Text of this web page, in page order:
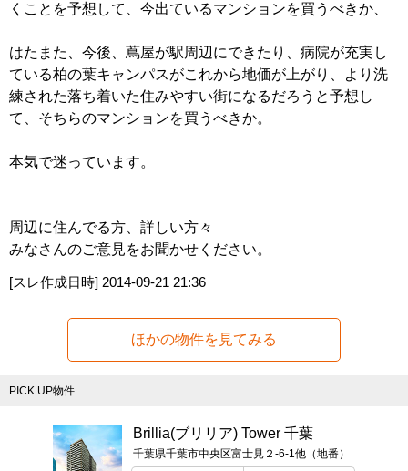
くことを予想して、今出ているマンションを買うべきか、
はたまた、今後、蔦屋が駅周辺にできたり、病院が充実し
ている柏の葉キャンパスがこれから地価が上がり、より洗
練された落ち着いた住みやすい街になるだろうと予想し
て、そちらのマンションを買うべきか。
本気で迷っています。
周辺に住んでる方、詳しい方々
みなさんのご意見をお聞かせください。
[スレ作成日時] 2014-09-21 21:36
ほかの物件を見てみる
PICK UP物件
Brillia(ブリリア) Tower 千葉
千葉県千葉市中央区富士見２-6-1他（地番）